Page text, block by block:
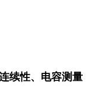
续性、电容测量